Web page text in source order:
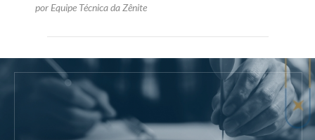
por Equipe Técnica da Zênite